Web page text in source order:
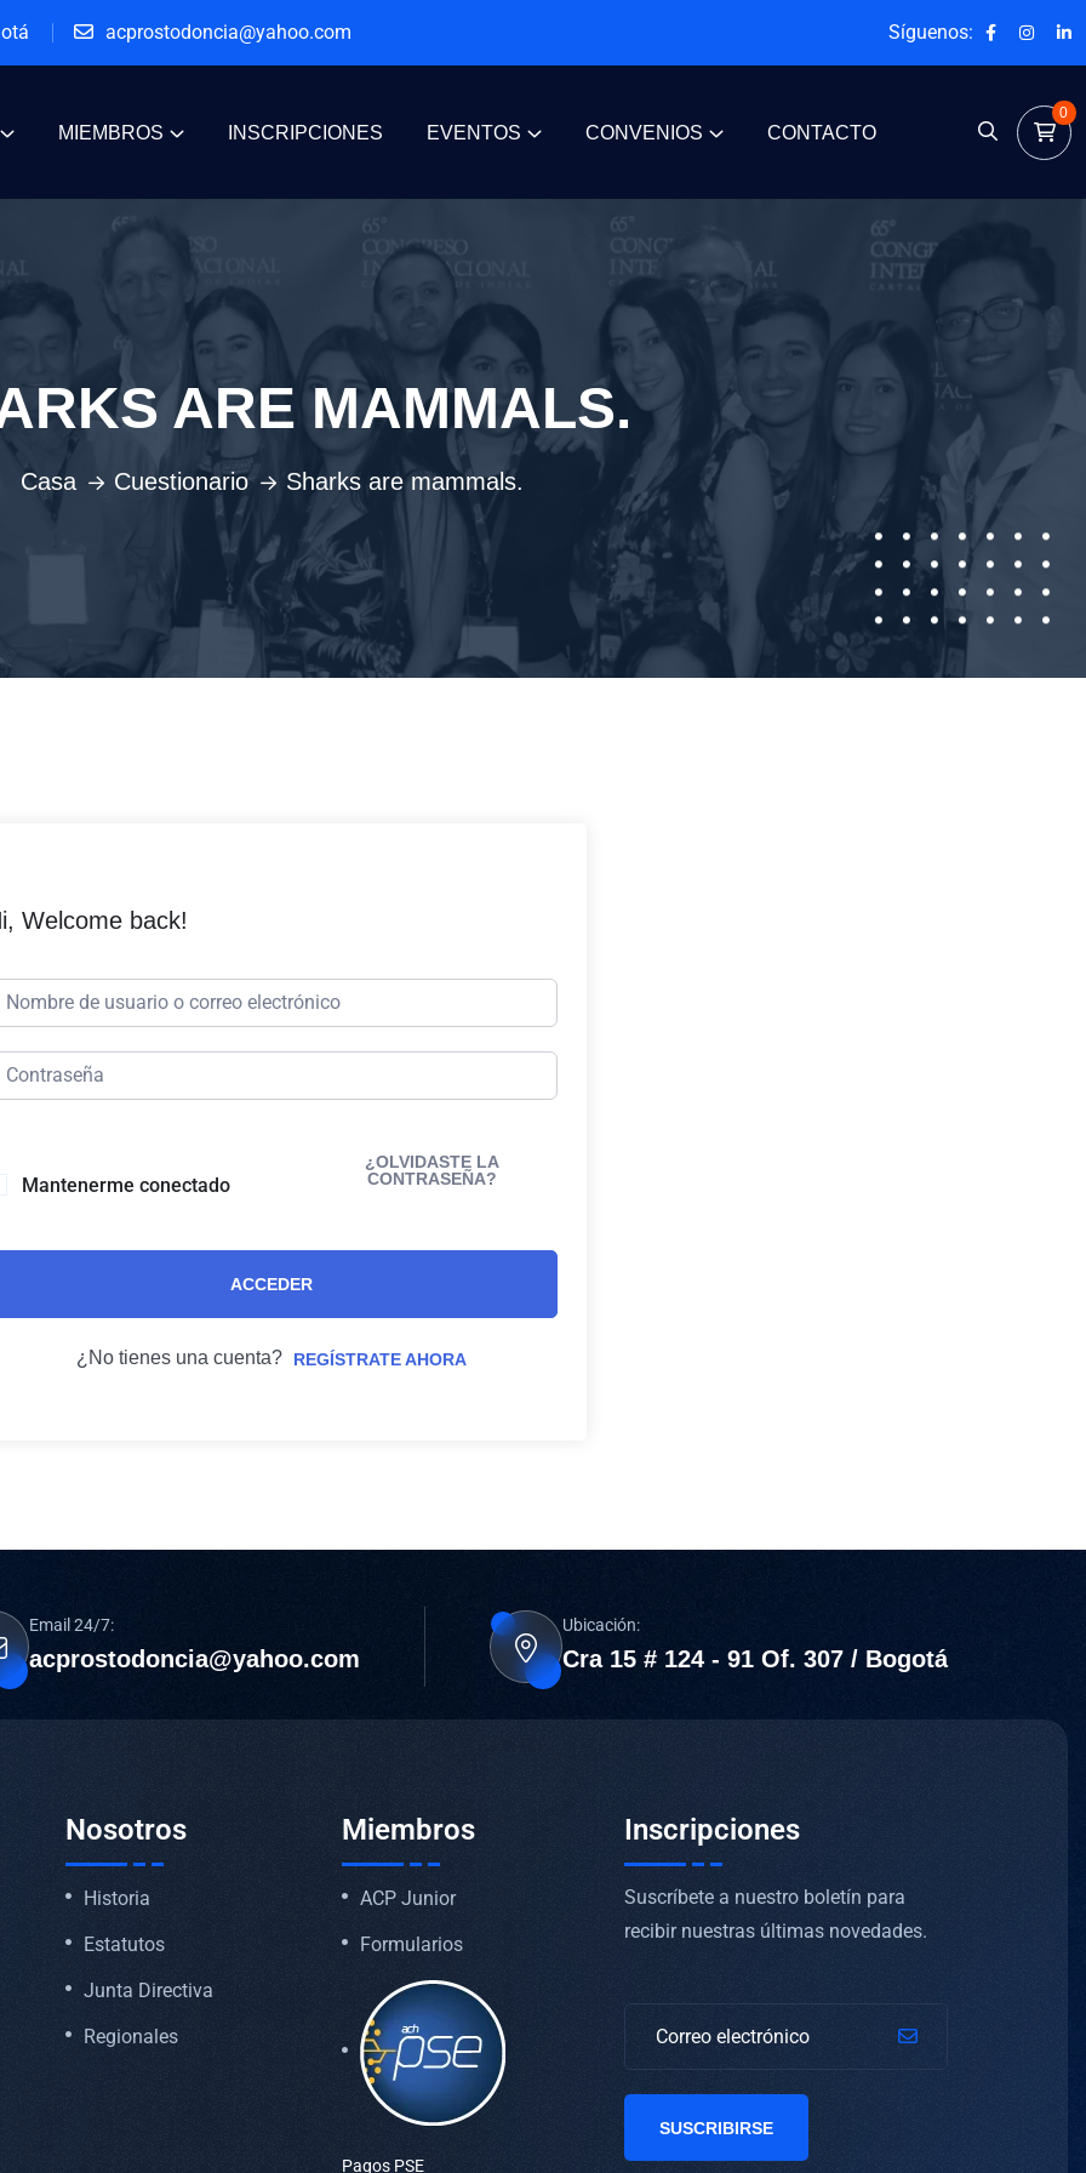
acprostodoncia@yahoo.com Síguenos:
MIEMBROS INSCRIPCIONES EVENTOS CONVENIOS CONTACTO
0
ARE MAMMALS.
Casa Cuestionario Sharks are mammals.
Welcome back!
Mantenerme conectado
¿OLVIDASTE LA
CONTRASEÑA?
ACCEDER
¿No tienes una cuenta? REGÍSTRATE AHORA
Email 24/7:
acprostodoncia@yahoo.com
Ubicación:
Cra 15 # 124 - 91 Of. 307 / Bogotá
Nosotros
Historia
Estatutos
Junta Directiva
Regionales
Miembros
ACP Junior
Formularios
Pagos PSE
Inscripciones
Suscríbete a nuestro boletín para
recibir nuestras últimas novedades.
SUSCRIBIRSE